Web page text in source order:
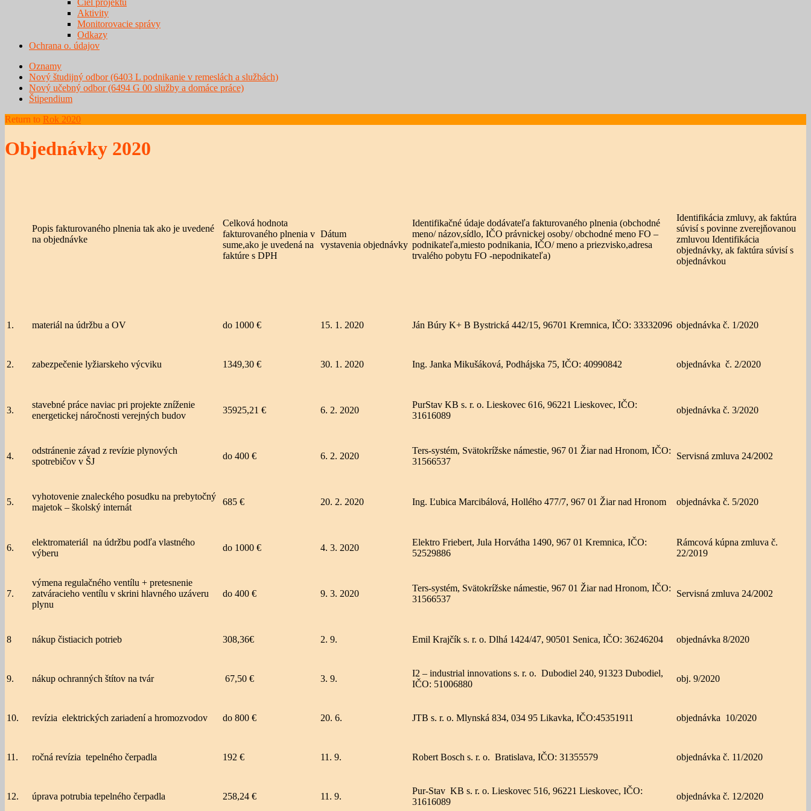
Ciel projektu
Aktivity
Monitorovacie správy
Odkazy
Ochrana o. údajov
Oznamy
Nový študijný odbor (6403 L podnikanie v remeslách a službách)
Nový učebný odbor (6494 G 00 služby a domáce práce)
Štipendium
Return to Rok 2020
Objednávky 2020
Popis fakturovaného plnenia tak ako je uvedené
na objednávke
Celková hodnota
fakturovaného plnenia v
sume,ako je uvedená na
faktúre s DPH
Dátum
vystavenia objednávky
Identifikačné údaje dodávateľa fakturovaného plnenia (obchodné
meno/ názov,sídlo, IČO právnickej osoby/ obchodné meno FO –
podnikateľa,miesto podnikania, IČO/ meno a priezvisko,adresa
trvalého pobytu FO -nepodnikateľa)
Identifikácia zmluvy, ak faktúra
súvisí s povinne zverejňovanou
zmluvou Identifikácia
objednávky, ak faktúra súvisí s
objednávkou
1. materiál na údržbu a OV do 1000 € 15. 1. 2020 Ján Búry K+ B Bystrická 442/15, 96701 Kremnica, IČO: 33332096 objednávka č. 1/2020
2. zabezpečenie lyžiarskeho výcviku 1349,30 € 30. 1. 2020 Ing. Janka Mikušáková, Podhájska 75, IČO: 40990842 objednávka č. 2/2020
3.
stavebné práce naviac pri projekte zníženie
energetickej náročnosti verejných budov
35925,21 € 6. 2. 2020
PurStav KB s. r. o. Lieskovec 616, 96221 Lieskovec, IČO:
31616089
objednávka č. 3/2020
4.
odstránenie závad z revízie plynových
spotrebičov v ŠJ
do 400 € 6. 2. 2020
Ters-systém, Svätokrížske námestie, 967 01 Žiar nad Hronom, IČO:
31566537
Servisná zmluva 24/2002
5.
vyhotovenie znaleckého posudku na prebytočný
majetok – školský internát
685 € 20. 2. 2020 Ing. Ľubica Marcibálová, Hollého 477/7, 967 01 Žiar nad Hronom objednávka č. 5/2020
6.
elektromateriál na údržbu podľa vlastného
výberu
do 1000 € 4. 3. 2020
Elektro Friebert, Jula Horvátha 1490, 967 01 Kremnica, IČO:
52529886
Rámcová kúpna zmluva č.
22/2019
7.
výmena regulačného ventílu + pretesnenie
zatváracieho ventílu v skrini hlavného uzáveru
plynu
do 400 € 9. 3. 2020
Ters-systém, Svätokrížske námestie, 967 01 Žiar nad Hronom, IČO:
31566537
Servisná zmluva 24/2002
8 nákup čistiacich potrieb 308,36€ 2. 9. Emil Krajčík s. r. o. Dlhá 1424/47, 90501 Senica, IČO: 36246204 objednávka 8/2020
9. nákup ochranných štítov na tvár 67,50 € 3. 9.
I2 – industrial innovations s. r. o. Dubodiel 240, 91323 Dubodiel,
IČO: 51006880
obj. 9/2020
10. revízia elektrických zariadení a hromozvodov do 800 € 20. 6. JTB s. r. o. Mlynská 834, 034 95 Likavka, IČO:45351911 objednávka 10/2020
11. ročná revízia tepelného čerpadla 192 € 11. 9. Robert Bosch s. r. o. Bratislava, IČO: 31355579 objednávka č. 11/2020
12. úprava potrubia tepelného čerpadla 258,24 € 11. 9.
Pur-Stav KB s. r. o. Lieskovec 516, 96221 Lieskovec, IČO:
31616089
objednávka č. 12/2020